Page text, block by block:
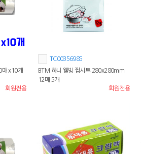
매 x10개
회원전용
TC00356985
BTM 하니 웰빙 찜시트 280x280mm
12매 5개
회원전용